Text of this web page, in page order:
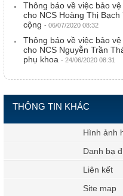
Thông báo về việc bảo
cho NCS Hoàng Thị
cộng - 06/07/2020 08:32
Thông báo về việc bảo
cho NCS Nguyễn Trần
phụ khoa - 24/06/2020 08:31
THÔNG TIN KHÁC
Hình ảnh hoạt động
Danh bạ điện thoại